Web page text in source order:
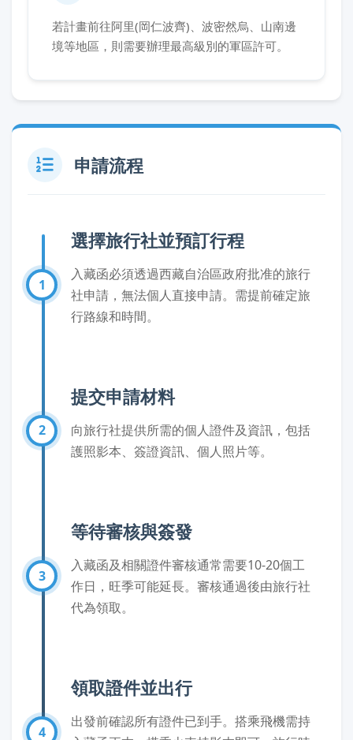
若計畫前往阿里(岡仁波齊)、波密然烏、山南邊
境等地區，則需要辦理最高級別的軍區許可。
申請流程
選擇旅行社並預訂行程
入藏函必須透過西藏自治區政府批准的旅行
社申請，無法個人直接申請。需提前確定旅
行路線和時間。
1
2
提交申請材料
向旅行社提供所需的個人證件及資訊，包括
護照影本、簽證資訊、個人照片等。
等待審核與簽發
入藏函及相關證件審核通常需要10-20個工
作日，旺季可能延長。審核通過後由旅行社
代為領取。
3
4
領取證件並出行
出發前確認所有證件已到手。搭乘飛機需持